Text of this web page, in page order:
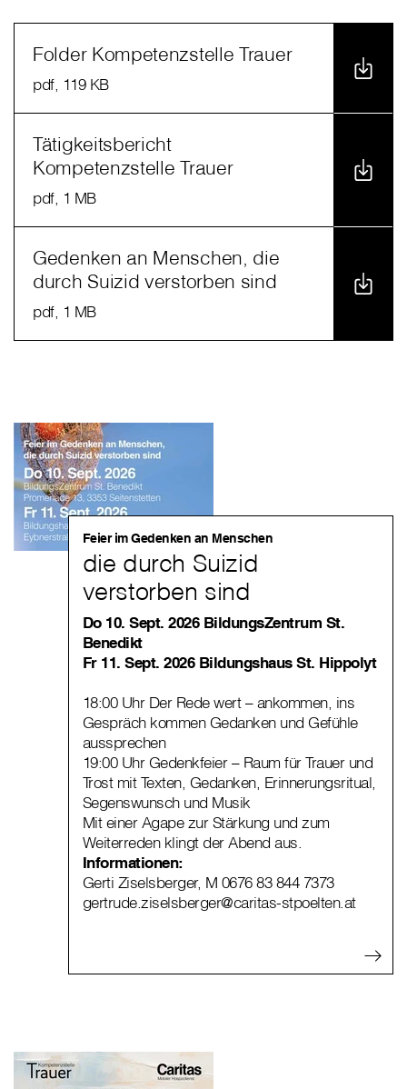
Folder Kompetenzstelle Trauer
pdf, 119 KB
Tätigkeitsbericht
Kompetenzstelle Trauer
pdf, 1 MB
Gedenken an Menschen, die
durch Suizid verstorben sind
pdf, 1 MB
Feier im Gedenken an Menschen
die durch Suizid
verstorben sind
Do 10. Sept. 2026 BildungsZentrum St.
Benedikt
Fr 11. Sept. 2026 Bildungshaus St. Hippolyt
18:00 Uhr Der Rede wert – ankommen, ins
Gespräch kommen Gedanken und Gefühle
aussprechen
19:00 Uhr Gedenkfeier – Raum für Trauer und
Trost mit Texten, Gedanken, Erinnerungsritual,
Segenswunsch und Musik
Mit einer Agape zur Stärkung und zum
Weiterreden klingt der Abend aus.
Informationen:
Gerti Ziselsberger, M 0676 83 844 7373
gertrude.ziselsberger@caritas-stpoelten.at